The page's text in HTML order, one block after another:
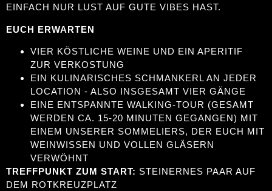
EINFACH NUR LUST AUF GUTE VIBES HAST.
EUCH ERWARTEN
VIER KÖSTLICHE WEINE UND EIN APERITIF
ZUR VERKOSTUNG
EIN KULINARISCHES SCHMANKERL AN JEDER
LOCATION - ALSO INSGESAMT VIER GÄNGE
EINE ENTSPANNTE WALKING-TOUR (GESAMT
WERDEN CA. 15-20 MINUTEN GEGANGEN) MIT
EINEM UNSERER SOMMELIERS, DER EUCH MIT
WEINWISSEN UND VOLLEN GLÄSERN
VERWÖHNT
TREFFPUNKT ZUM START: STEINERNES PAAR AUF
DEM ROTKREUZPLATZ